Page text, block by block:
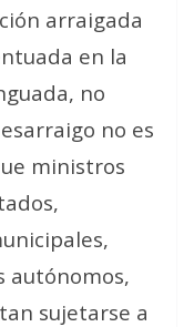
arraigada
en la
no
no es
ministros
autónomos,
sujetarse a